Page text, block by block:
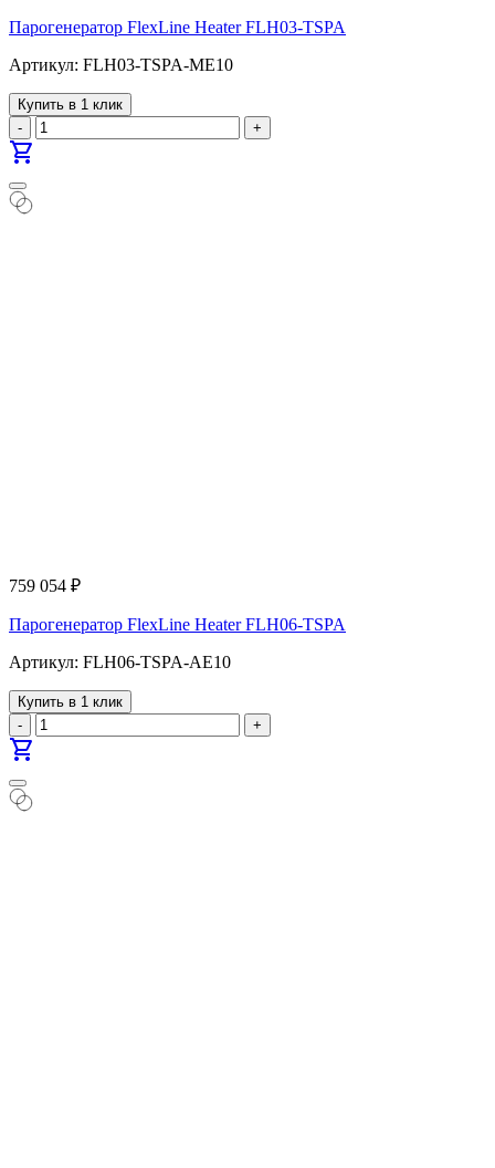
Парогенератор FlexLine Heater FLH03-TSPA
Артикул: FLH03-TSPA-ME10
Купить в 1 клик
-
+
shopping_cart
759 054 ₽
Парогенератор FlexLine Heater FLH06-TSPA
Артикул: FLH06-TSPA-AE10
Купить в 1 клик
-
+
shopping_cart